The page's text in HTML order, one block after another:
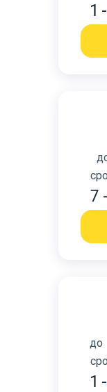
1
7
до
1